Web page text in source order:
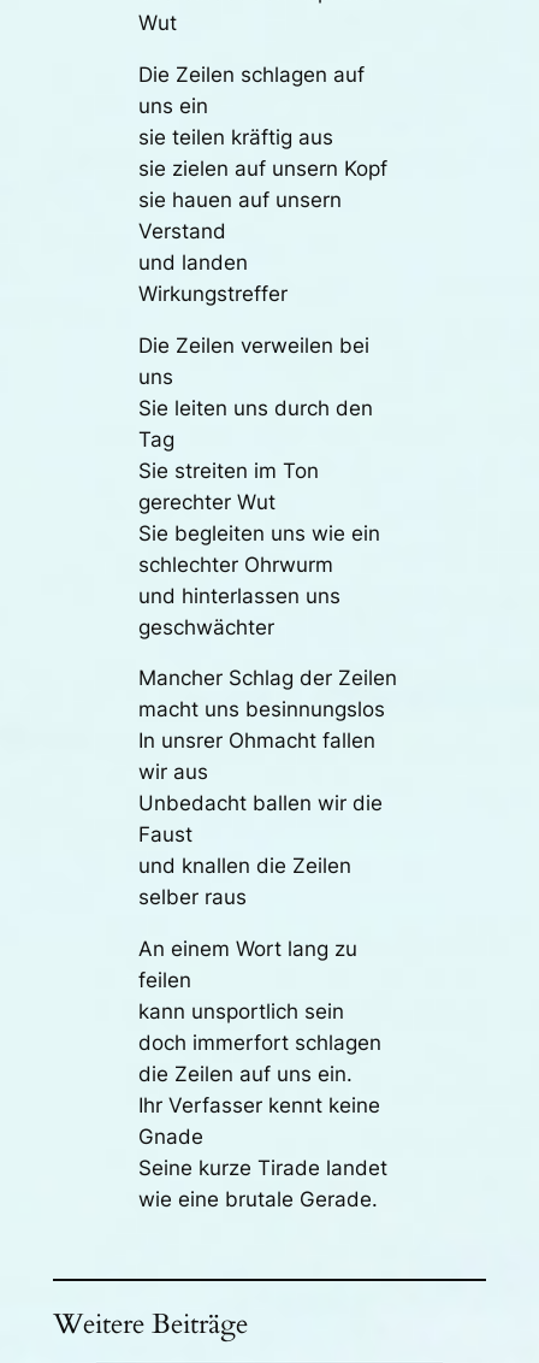
Wut
Die Zeilen schlagen auf
uns ein
sie teilen kräftig aus
sie zielen auf unsern Kopf
sie hauen auf unsern
Verstand
und landen
Wirkungstreffer
Die Zeilen verweilen bei
uns
Sie leiten uns durch den
Tag
Sie streiten im Ton
gerechter Wut
Sie begleiten uns wie ein
schlechter Ohrwurm
und hinterlassen uns
geschwächter
Mancher Schlag der Zeilen
macht uns besinnungslos
In unsrer Ohmacht fallen
wir aus
Unbedacht ballen wir die
Faust
und knallen die Zeilen
selber raus
An einem Wort lang zu
feilen
kann unsportlich sein
doch immerfort schlagen
die Zeilen auf uns ein.
Ihr Verfasser kennt keine
Gnade
Seine kurze Tirade landet
wie eine brutale Gerade.
Weitere Beiträge